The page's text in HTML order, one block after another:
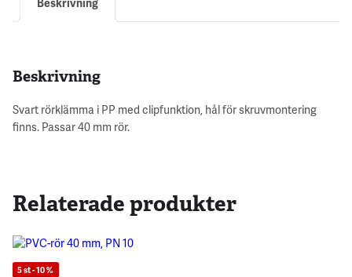
Beskrivning
Svart rörklämma i PP med clipfunktion, hål för skruvmontering
finns. Passar 40 mm rör.
Relaterade produkter
5 st - 10 %